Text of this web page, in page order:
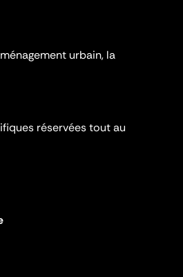
urbain, la
réservées tout au